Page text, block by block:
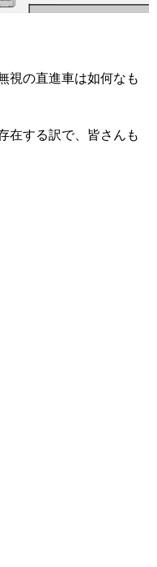
視の直進車は如何なも
在する訳で、皆さんも